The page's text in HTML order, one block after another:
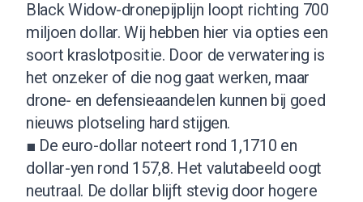
Black Widow-dronepijplijn loopt richting 700
miljoen dollar. Wij hebben hier via opties een
soort kraslotpositie. Door de verwatering is
het onzeker of die nog gaat werken, maar
drone- en defensieaandelen kunnen bij goed
nieuws plotseling hard stijgen.
■ De euro-dollar noteert rond 1,1710 en
dollar-yen rond 157,8. Het valutabeeld oogt
neutraal. De dollar blijft stevig door hogere